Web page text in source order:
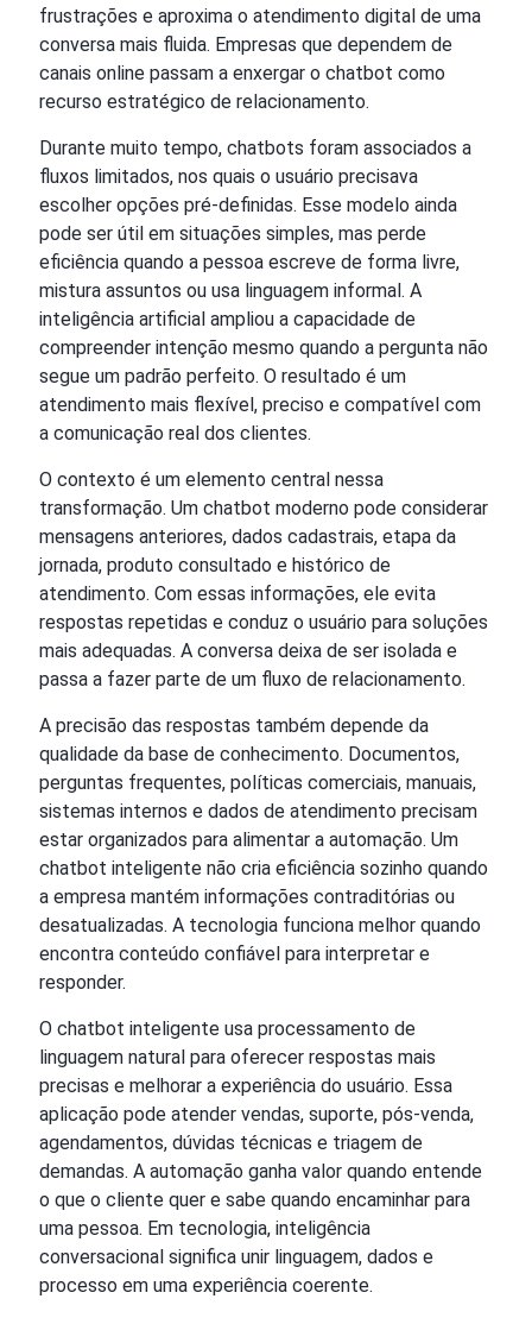
frustrações e aproxima o atendimento digital de uma
conversa mais fluida. Empresas que dependem de
canais online passam a enxergar o chatbot como
recurso estratégico de relacionamento.
Durante muito tempo, chatbots foram associados a
fluxos limitados, nos quais o usuário precisava
escolher opções pré-definidas. Esse modelo ainda
pode ser útil em situações simples, mas perde
eficiência quando a pessoa escreve de forma livre,
mistura assuntos ou usa linguagem informal. A
inteligência artificial ampliou a capacidade de
compreender intenção mesmo quando a pergunta não
segue um padrão perfeito. O resultado é um
atendimento mais flexível, preciso e compatível com
a comunicação real dos clientes.
O contexto é um elemento central nessa
transformação. Um chatbot moderno pode considerar
mensagens anteriores, dados cadastrais, etapa da
jornada, produto consultado e histórico de
atendimento. Com essas informações, ele evita
respostas repetidas e conduz o usuário para soluções
mais adequadas. A conversa deixa de ser isolada e
passa a fazer parte de um fluxo de relacionamento.
A precisão das respostas também depende da
qualidade da base de conhecimento. Documentos,
perguntas frequentes, políticas comerciais, manuais,
sistemas internos e dados de atendimento precisam
estar organizados para alimentar a automação. Um
chatbot inteligente não cria eficiência sozinho quando
a empresa mantém informações contraditórias ou
desatualizadas. A tecnologia funciona melhor quando
encontra conteúdo confiável para interpretar e
responder.
O chatbot inteligente usa processamento de
linguagem natural para oferecer respostas mais
precisas e melhorar a experiência do usuário. Essa
aplicação pode atender vendas, suporte, pós-venda,
agendamentos, dúvidas técnicas e triagem de
demandas. A automação ganha valor quando entende
o que o cliente quer e sabe quando encaminhar para
uma pessoa. Em tecnologia, inteligência
conversacional significa unir linguagem, dados e
processo em uma experiência coerente.